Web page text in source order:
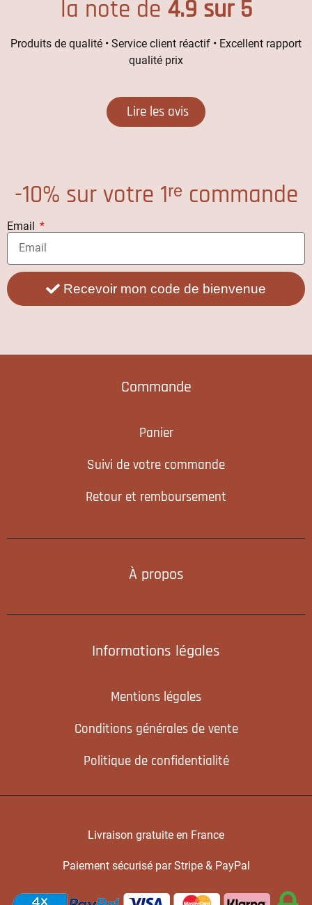
la note de 4.9 sur 5
Produits de qualité • Service client réactif • Excellent rapport
qualité prix
Lire les avis
-10% sur votre 1ʳᵉ commande
Email
Recevoir mon code de bienvenue
Commande
Panier
Suivi de votre commande
Retour et remboursement
À propos
Informations légales
Mentions légales
Conditions générales de vente
Politique de confidentialité
Livraison gratuite en France
Paiement sécurisé par Stripe & PayPal